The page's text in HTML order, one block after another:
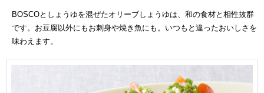
BOSCOとしょうゆを混ぜたオリーブしょうゆは、和の食材と相性抜群
です。お豆腐以外にもお刺身や焼き魚にも。いつもと違ったおいしさを
味わえます。